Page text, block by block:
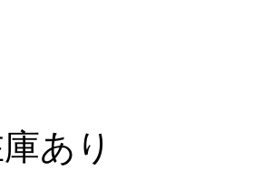
あり